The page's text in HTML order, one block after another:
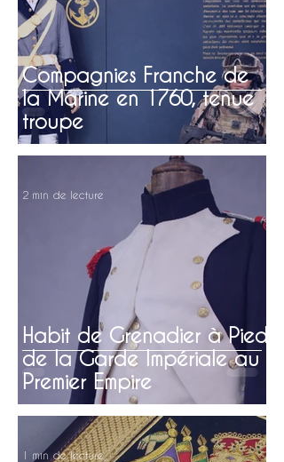
Compagnies Franche de
la Marine en 1760, tenue
troupe
Habit de Grenadier à Pied
de la Garde Impériale au
Premier Empire
2 min de lecture
1 min de lecture